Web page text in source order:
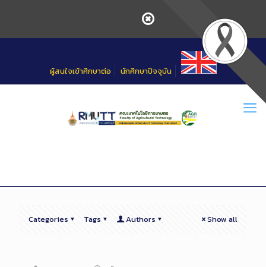
ผู้สนใจเข้าศึกษาต่อ นักศึกษาปัจจุบัน
Categories Tags Authors Show all